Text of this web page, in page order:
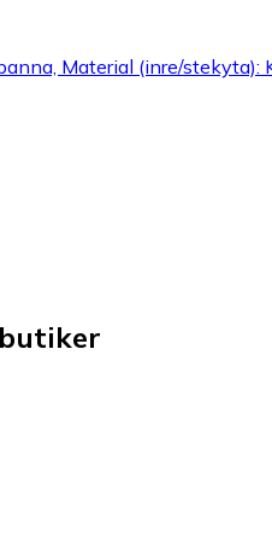
Material (inre/stekyta):